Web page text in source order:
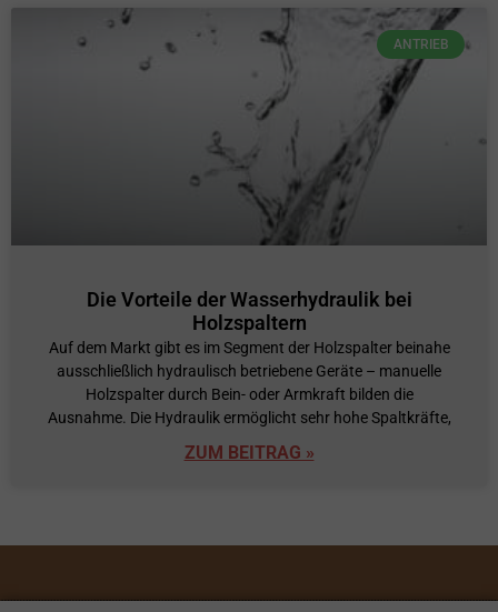
ANTRIEB
Die Vorteile der Wasserhydraulik bei
Holzspaltern
Auf dem Markt gibt es im Segment der Holzspalter beinahe
ausschließlich hydraulisch betriebene Geräte – manuelle
Holzspalter durch Bein- oder Armkraft bilden die
Ausnahme. Die Hydraulik ermöglicht sehr hohe Spaltkräfte,
ZUM BEITRAG »